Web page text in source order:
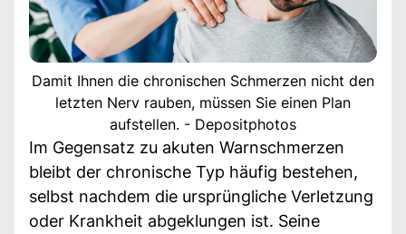
Damit Ihnen die chronischen Schmerzen nicht den
letzten Nerv rauben, müssen Sie einen Plan
aufstellen. - Depositphotos
Im Gegensatz zu akuten Warnschmerzen
bleibt der chronische Typ häufig bestehen,
selbst nachdem die ursprüngliche Verletzung
oder Krankheit abgeklungen ist. Seine